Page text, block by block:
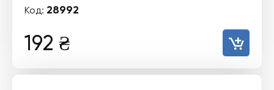
Код: 28992
192 ₴